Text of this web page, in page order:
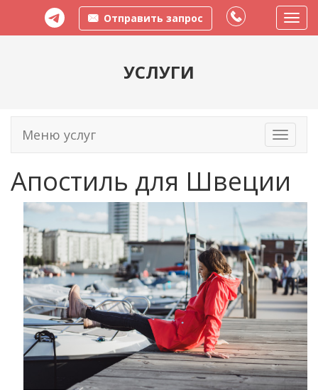
Отправить запрос
меню
УСЛУГИ
Toggle
Меню услуг
Апостиль для Швеции